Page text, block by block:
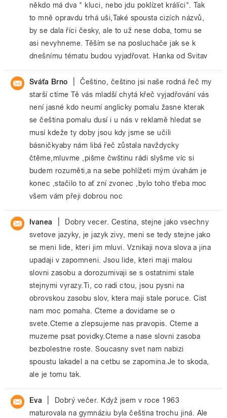
někdo má dva " kluci, nebo jdu poklízet králíci". Tak
to mně opravdu trhá uši,Také spousta cizích názvů,
by se dala říci česky, ale to už nese doba, tomu se
asi nevyhneme. Těším se na posluchače jak se k
dnešnímu tématu budou vyjadřovat. Hanka od Svitav
Sváťa Brno
Češtino, češtino jsi naše rodná řeč my
starší ctíme Tě vás mladší chytá křeč vyjadřování vás
není jasné kdo neumí anglicky pomalu žasne kterak
se čeština pomalu dusí i u nás v reklamě hledat se
musí kdeže ty doby jsou kdy jsme se učili
básničkyaby nám libá řeč zůstala navždycky
čtěme,mluvme ,pišme čwštinu rádi slyšme víc si
budem rozuměti,a na sebe pohlížeti mým úvahám je
konec ,stačilo to ať zní zvonec ,bylo toho třeba moc
všem vám přeji dobrou noc
Ivanea
Dobry vecer. Cestina, stejne jako vsechny
svetove jazyky, je jazyk zivy, meni se tedy stejne jako
se meni lide, kteri jim mluvi. Vznikaji nova slova a jina
upadaji v zapomneni. Jsou lide, kteri maji malou
slovni zasobu a dorozumivaji se s ostatnimi stale
stejnymi vyrazy.Ti, co radi ctou, jsou pysni na
obrovskou zasobu slov, ktera maji stale poruce. Cist
nam moc pomaha. Cteme a dovidame se o
svete.Cteme a zlepsujeme nas pravopis. Cteme a
muzeme psat povidky.Cteme a nase slovni zasoba
bezbolestne roste. Soucasny svet nam nabizi
spoustu lakadel a na cetbu se zapomina.Je to skoda,
ale je tomu tak.
Eva
Dobrý večer. Když jsem v roce 1963
maturovala na gymnáziu byla čeština trochu jiná. Ale